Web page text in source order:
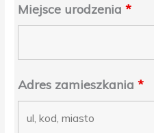
Miejsce urodzenia*
Adres zamieszkania*